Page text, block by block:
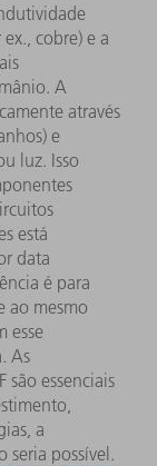
cobre) e a
A
através
e
luz. Isso
está
data
é para
ao mesmo
esse
As
são essenciais
a
seria possível.